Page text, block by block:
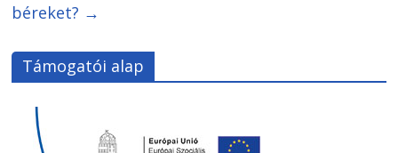
béreket? →
Támogatói alap